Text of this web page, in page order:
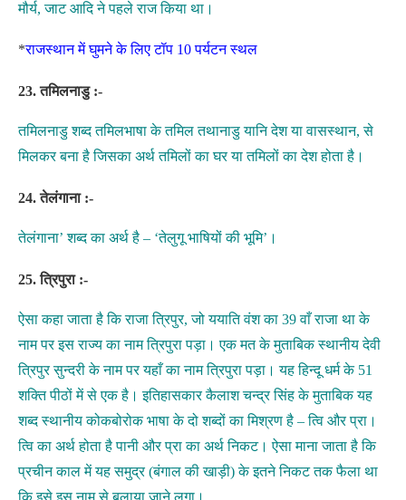
मौर्य, जाट आदि ने पहले राज किया था।
*राजस्थान में घुमने के लिए टॉप 10 पर्यटन स्थल
23. तमिलनाडु :-
तमिलनाडु शब्द तमिलभाषा के तमिल तथानाडु यानि देश या वासस्थान, से
मिलकर बना है जिसका अर्थ तमिलों का घर या तमिलों का देश होता है।
24. तेलंगाना :-
तेलंगाना’ शब्द का अर्थ है – ‘तेलुगू भाषियों की भूमि’।
25. त्रिपुरा :-
ऐसा कहा जाता है कि राजा त्रिपुर, जो ययाति वंश का 39 वाँ राजा था के
नाम पर इस राज्य का नाम त्रिपुरा पड़ा। एक मत के मुताबिक स्थानीय देवी
त्रिपुर सुन्दरी के नाम पर यहाँ का नाम त्रिपुरा पड़ा। यह हिन्दू धर्म के 51
शक्ति पीठों में से एक है। इतिहासकार कैलाश चन्द्र सिंह के मुताबिक यह
शब्द स्थानीय कोकबोरोक भाषा के दो शब्दों का मिश्रण है – त्वि और प्रा।
त्वि का अर्थ होता है पानी और प्रा का अर्थ निकट। ऐसा माना जाता है कि
प्रचीन काल में यह समुद्र (बंगाल की खाड़ी) के इतने निकट तक फैला था
कि इसे इस नाम से बुलाया जाने लगा।